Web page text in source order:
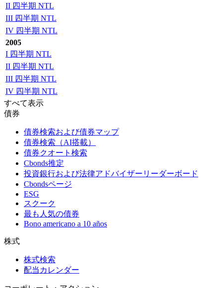
II 四半期 NTL
III 四半期 NTL
IV 四半期 NTL
2005
I 四半期 NTL
II 四半期 NTL
III 四半期 NTL
IV 四半期 NTL
すべて表示
債券
債券検索および債券マップ
債券検索（AI搭載）
債券クオート検索
Cbonds推定
投資銀行および法律アドバイザーリーダーボード
Cbondsページ
ESG
スクーク
最も人気の債券
Bono americano a 10 años
株式
株式検索
配当カレンダー